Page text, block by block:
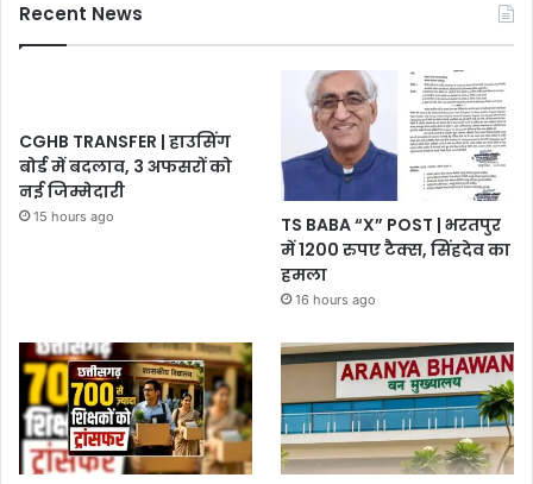
Recent News
CGHB TRANSFER | हाउसिंग
बोर्ड में बदलाव, 3 अफसरों को
नई जिम्मेदारी
15 hours ago
TS BABA “X” POST | भरतपुर
में 1200 रुपए टैक्स, सिंहदेव का
हमला
16 hours ago